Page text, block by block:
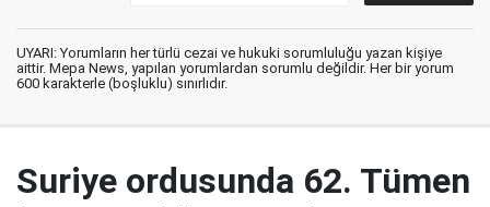
UYARI: Yorumların her türlü cezai ve hukuki sorumluluğu yazan kişiye
aittir. Mepa News, yapılan yorumlardan sorumlu değildir. Her bir yorum
600 karakterle (boşluklu) sınırlıdır.
Suriye ordusunda 62. Tümen